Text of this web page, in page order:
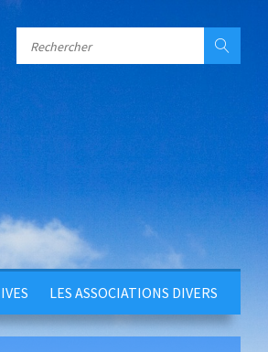
LES ASSOCIATIONS DIVERS